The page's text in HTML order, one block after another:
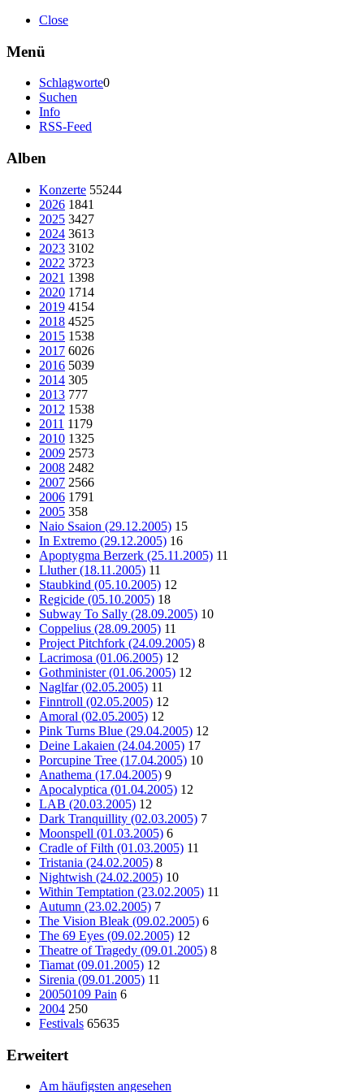
Close
Menü
Schlagworte0
Suchen
Info
RSS-Feed
Alben
Konzerte 55244
2026 1841
2025 3427
2024 3613
2023 3102
2022 3723
2021 1398
2020 1714
2019 4154
2018 4525
2015 1538
2017 6026
2016 5039
2014 305
2013 777
2012 1538
2011 1179
2010 1325
2009 2573
2008 2482
2007 2566
2006 1791
2005 358
Naio Ssaion (29.12.2005) 15
In Extremo (29.12.2005) 16
Apoptygma Berzerk (25.11.2005) 11
Lluther (18.11.2005) 11
Staubkind (05.10.2005) 12
Regicide (05.10.2005) 18
Subway To Sally (28.09.2005) 10
Coppelius (28.09.2005) 11
Project Pitchfork (24.09.2005) 8
Lacrimosa (01.06.2005) 12
Gothminister (01.06.2005) 12
Naglfar (02.05.2005) 11
Finntroll (02.05.2005) 12
Amoral (02.05.2005) 12
Pink Turns Blue (29.04.2005) 12
Deine Lakaien (24.04.2005) 17
Porcupine Tree (17.04.2005) 10
Anathema (17.04.2005) 9
Apocalyptica (01.04.2005) 12
LAB (20.03.2005) 12
Dark Tranquillity (02.03.2005) 7
Moonspell (01.03.2005) 6
Cradle of Filth (01.03.2005) 11
Tristania (24.02.2005) 8
Nightwish (24.02.2005) 10
Within Temptation (23.02.2005) 11
Autumn (23.02.2005) 7
The Vision Bleak (09.02.2005) 6
The 69 Eyes (09.02.2005) 12
Theatre of Tragedy (09.01.2005) 8
Tiamat (09.01.2005) 12
Sirenia (09.01.2005) 11
20050109 Pain 6
2004 250
Festivals 65635
Erweitert
Am häufigsten angesehen